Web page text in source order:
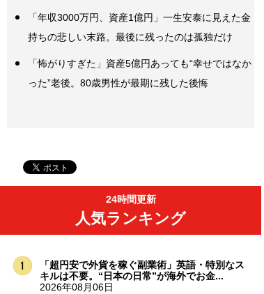
「年収3000万円、資産1億円」一生安泰に見えた金
持ちの悲しい末路。最後に残ったのは孤独だけ
「怖がりすぎた」資産5億円あっても“幸せではなか
った”老後。80歳男性が最期に残した後悔
24時間更新
人気ランキング
「超円安で外貨を稼ぐ副業術」英語・特別なス
キルは不要。“日本の日常”が海外でお金...
2026年08月06日